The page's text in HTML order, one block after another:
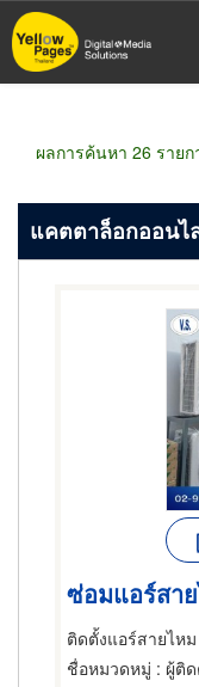
ข้าม
ไป
ผลการค้นหา 26 ราย
แคตตาล็อกออนไ
ซ่อมแอร์สา
ติดตั้งแอร์สายไห
ชื่อหมวดหมู่ : ผู้ติ